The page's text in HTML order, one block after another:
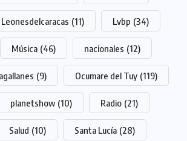
Leonesdelcaracas (11) Lvbp (34)
Música (46) nacionales (12)
(9) Ocumare del Tuy (119)
planetshow (10) Radio (21)
Salud (10) Santa Lucía (28)